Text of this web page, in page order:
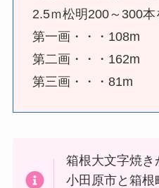
2.5ｍ松明200～300
第一画・・・108m
第二画・・・162m
第三画・・・81m
箱根大文字焼き
小田原市と箱